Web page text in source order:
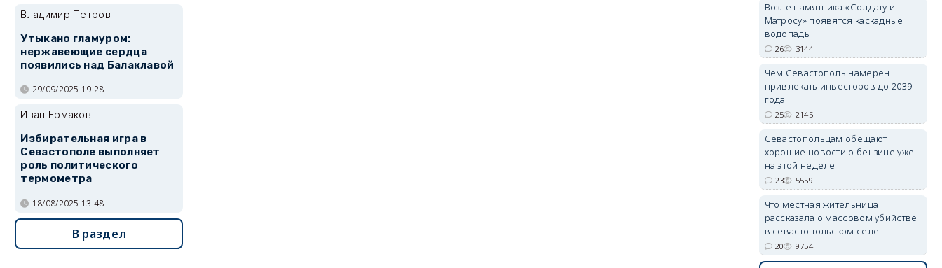
Владимир Петров
Утыкано гламуром:
нержавеющие сердца
появились над Балаклавой
29/09/2025 19:28
Иван Ермаков
Избирательная игра в
Севастополе выполняет
роль политического
термометра
18/08/2025 13:48
В раздел
Возле памятника «Солдату и
Матросу» появятся каскадные
водопады
26 3144
Чем Севастополь намерен
привлекать инвесторов до 2039
года
25 2145
Севастопольцам обещают
хорошие новости о бензине уже
на этой неделе
23 5559
Что местная жительница
рассказала о массовом убийстве
в севастопольском селе
20 9754